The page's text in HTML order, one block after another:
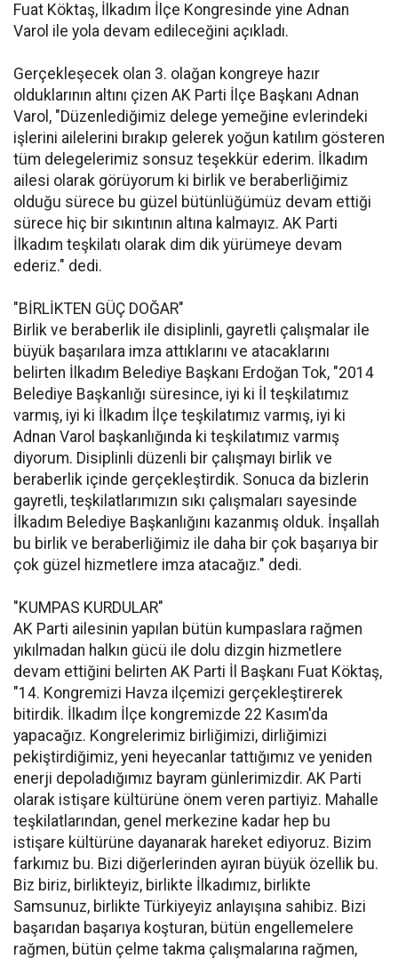
Fuat Köktaş, İlkadım İlçe Kongresinde yine Adnan
Varol ile yola devam edileceğini açıkladı.
Gerçekleşecek olan 3. olağan kongreye hazır
olduklarının altını çizen AK Parti İlçe Başkanı Adnan
Varol, "Düzenlediğimiz delege yemeğine evlerindeki
işlerini ailelerini bırakıp gelerek yoğun katılım gösteren
tüm delegelerimiz sonsuz teşekkür ederim. İlkadım
ailesi olarak görüyorum ki birlik ve beraberliğimiz
olduğu sürece bu güzel bütünlüğümüz devam ettiği
sürece hiç bir sıkıntının altına kalmayız. AK Parti
İlkadım teşkilatı olarak dim dik yürümeye devam
ederiz." dedi.
"BİRLİKTEN GÜÇ DOĞAR"
Birlik ve beraberlik ile disiplinli, gayretli çalışmalar ile
büyük başarılara imza attıklarını ve atacaklarını
belirten İlkadım Belediye Başkanı Erdoğan Tok, "2014
Belediye Başkanlığı süresince, iyi ki İl teşkilatımız
varmış, iyi ki İlkadım İlçe teşkilatımız varmış, iyi ki
Adnan Varol başkanlığında ki teşkilatımız varmış
diyorum. Disiplinli düzenli bir çalışmayı birlik ve
beraberlik içinde gerçekleştirdik. Sonuca da bizlerin
gayretli, teşkilatlarımızın sıkı çalışmaları sayesinde
İlkadım Belediye Başkanlığını kazanmış olduk. İnşallah
bu birlik ve beraberliğimiz ile daha bir çok başarıya bir
çok güzel hizmetlere imza atacağız." dedi.
"KUMPAS KURDULAR"
AK Parti ailesinin yapılan bütün kumpaslara rağmen
yıkılmadan halkın gücü ile dolu dizgin hizmetlere
devam ettiğini belirten AK Parti İl Başkanı Fuat Köktaş,
"14. Kongremizi Havza ilçemizi gerçekleştirerek
bitirdik. İlkadım İlçe kongremizde 22 Kasım'da
yapacağız. Kongrelerimiz birliğimizi, dirliğimizi
pekiştirdiğimiz, yeni heyecanlar tattığımız ve yeniden
enerji depoladığımız bayram günlerimizdir. AK Parti
olarak istişare kültürüne önem veren partiyiz. Mahalle
teşkilatlarından, genel merkezine kadar hep bu
istişare kültürüne dayanarak hareket ediyoruz. Bizim
farkımız bu. Bizi diğerlerinden ayıran büyük özellik bu.
Biz biriz, birlikteyiz, birlikte İlkadımız, birlikte
Samsunuz, birlikte Türkiyeyiz anlayışına sahibiz. Bizi
başarıdan başarıya koşturan, bütün engellemelere
rağmen, bütün çelme takma çalışmalarına rağmen,